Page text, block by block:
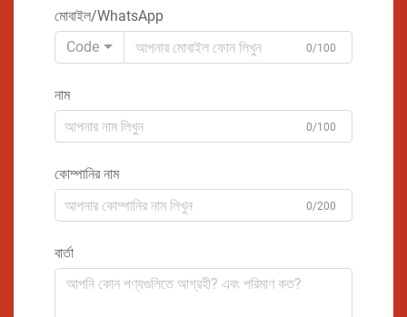
মোবাইল/WhatsApp
Code
0/100
নাম
0/100
কোম্পানির নাম
0/200
বার্তা